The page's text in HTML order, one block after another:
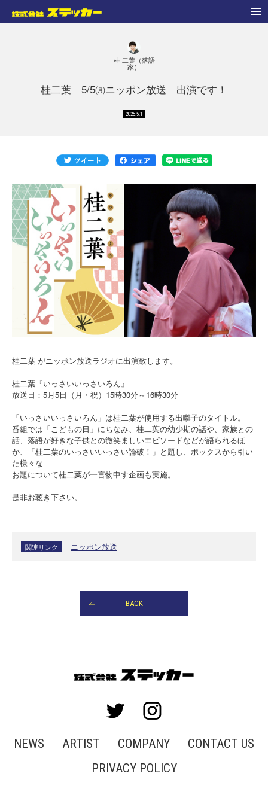
桂 二葉（落語
家）
桂二葉 5/5㈪ニッポン放送 出演です！
2025.5.1
桂二葉 がニッポン放送ラジオに出演致します。
桂二葉『いっさいいっさいろん』
放送日：5月5日（月・祝）15時30分～16時30分
「いっさいいっさいろん」は桂二葉が使用する出囃子のタイトル。
番組では「こどもの日」にちなみ、桂二葉の幼少期の話や、家族との
話、落語が好きな子供との微笑ましいエピソードなどが語られるほ
か、「桂二葉のいっさいいっさい論破！」と題し、ボックスから引い
た様々な
お題について桂二葉が一言物申す企画も実施。
是非お聴き下さい。
関連リンク ニッポン放送
BACK
NEWS ARTIST COMPANY
CONTACT US
PRIVACY POLICY